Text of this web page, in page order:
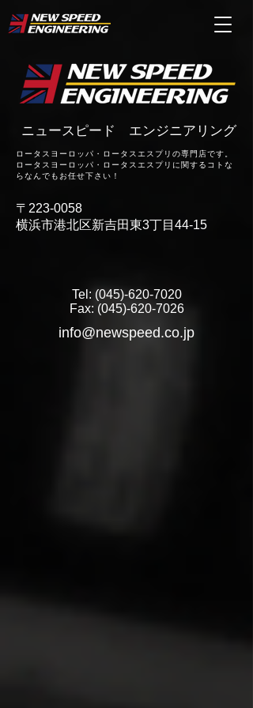
ニュースピード エンジニアリング
ロータスヨーロッパ・ ロータスエスプリの専門店です。
ロータスヨーロッパ・ロータスエスプリに関するコトな
らなんでもお任せ下さい！
〒223-0058
横浜市港北区新吉田東3丁目44-15
Tel: (045)-620-7020
Fax: (045)-620-7026
info@newspeed.co.jp